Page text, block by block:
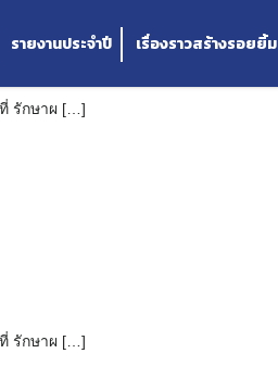
รายงานประจำปี เรื่องราวสร้างรอยยิ้ม
9 -13 กันยายน 2567
รักษาผ […]
9 -13 กันยายน 2567
รักษาผ […]